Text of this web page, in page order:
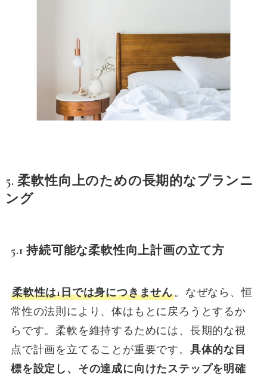
5. 柔軟性向上のための長期的なプランニ
ング
5.1 持続可能な柔軟性向上計画の立て方
柔軟性は1日では身につきません。なぜなら、恒
常性の法則により、体はもとに戻ろうとするか
らです。柔軟を維持するためには、長期的な視
点で計画を立てることが重要です。 具体的な目
標を設定し、その達成に向けたステップを明確